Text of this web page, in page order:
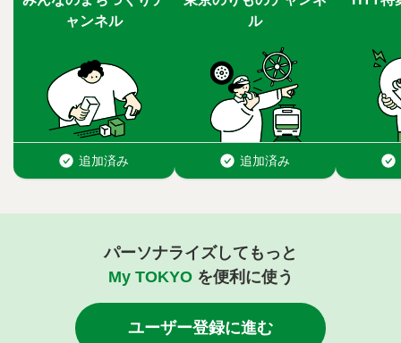
パーソナライズしてもっと
My TOKYOを便利に使う
ユーザー登録に進む